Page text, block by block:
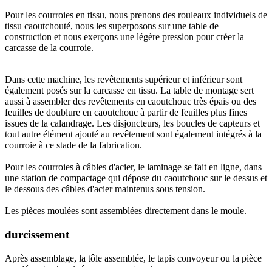
Pour les courroies en tissu, nous prenons des rouleaux individuels de
tissu caoutchouté, nous les superposons sur une table de
construction et nous exerçons une légère pression pour créer la
carcasse de la courroie.
Dans cette machine, les revêtements supérieur et inférieur sont
également posés sur la carcasse en tissu. La table de montage sert
aussi à assembler des revêtements en caoutchouc très épais ou des
feuilles de doublure en caoutchouc à partir de feuilles plus fines
issues de la calandrage. Les disjoncteurs, les boucles de capteurs et
tout autre élément ajouté au revêtement sont également intégrés à la
courroie à ce stade de la fabrication.
Pour les courroies à câbles d'acier, le laminage se fait en ligne, dans
une station de compactage qui dépose du caoutchouc sur le dessus et
le dessous des câbles d'acier maintenus sous tension.
Les pièces moulées sont assemblées directement dans le moule.
durcissement
Après assemblage, la tôle assemblée, le tapis convoyeur ou la pièce